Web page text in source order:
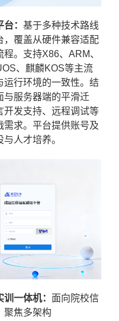
： 基于多种技术路线
，覆盖从硬件兼容适配
。支持X86、ARM、
、麒麟KOS等主流
运行环境的一致性。结
与服务器端的平滑迁
开发支持、远程调试等
需求。平台提供账号及
人才培养。
一体机： 面向院校信
聚焦多架构